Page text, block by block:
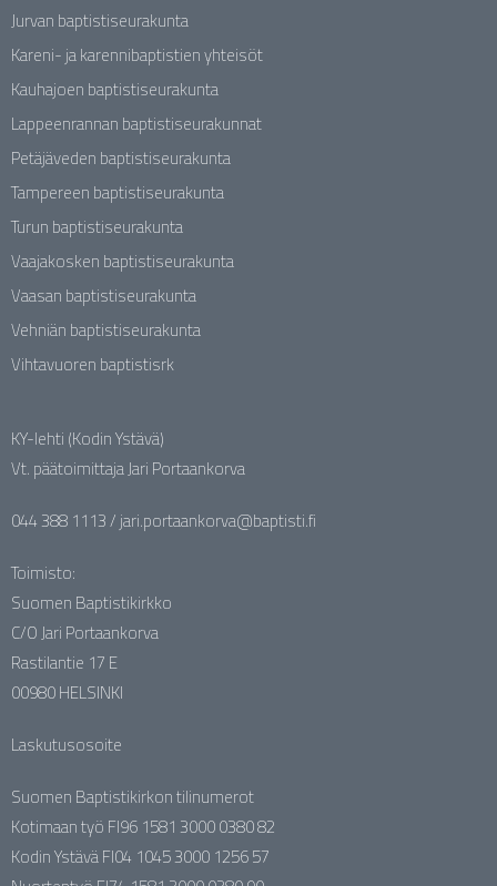
Jurvan baptistiseurakunta
Kareni- ja karennibaptistien yhteisöt
Kauhajoen baptistiseurakunta
Lappeenrannan baptistiseurakunnat
Petäjäveden baptistiseurakunta
Tampereen baptistiseurakunta
Turun baptistiseurakunta
Vaajakosken baptistiseurakunta
Vaasan baptistiseurakunta
Vehniän baptistiseurakunta
Vihtavuoren baptistisrk
KY-lehti (Kodin Ystävä)
Vt. päätoimittaja Jari Portaankorva
044 388 1113 / jari.portaankorva@baptisti.fi
Toimisto:
Suomen Baptistikirkko
C/O Jari Portaankorva
Rastilantie 17 E
00980 HELSINKI
Laskutusosoite
Suomen Baptistikirkon tilinumerot
Kotimaan työ FI96 1581 3000 0380 82
Kodin Ystävä FI04 1045 3000 1256 57